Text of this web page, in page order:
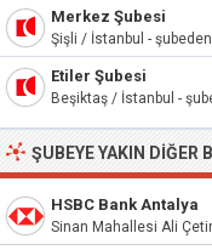
Merkez Şubesi
Şişli / İstanbul -
Etiler Şubesi
Beşiktaş / İstanbul -
ŞUBEYE YAKIN DIĞER
HSBC Bank Antalya
Sinan Mahallesi Ali